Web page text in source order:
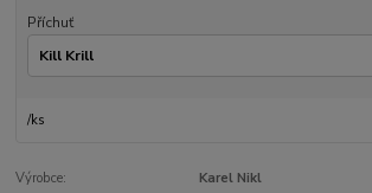
Příchuť
/ks
Výrobce: Karel Nikl